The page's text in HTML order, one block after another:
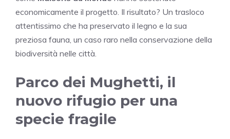
economicamente il progetto. Il risultato? Un trasloco
attentissimo che ha preservato il legno e la sua
preziosa fauna, un caso raro nella conservazione della
biodiversità nelle città.
Parco dei Mughetti, il
nuovo rifugio per una
specie fragile